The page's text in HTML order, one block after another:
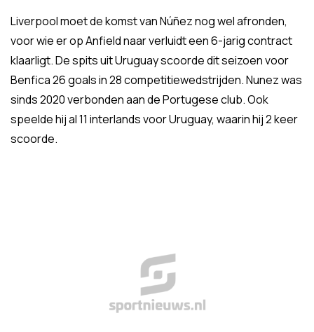
Liverpool moet de komst van Núñez nog wel afronden,
voor wie er op Anfield naar verluidt een 6-jarig contract
klaarligt. De spits uit Uruguay scoorde dit seizoen voor
Benfica 26 goals in 28 competitiewedstrijden. Nunez was
sinds 2020 verbonden aan de Portugese club. Ook
speelde hij al 11 interlands voor Uruguay, waarin hij 2 keer
scoorde.